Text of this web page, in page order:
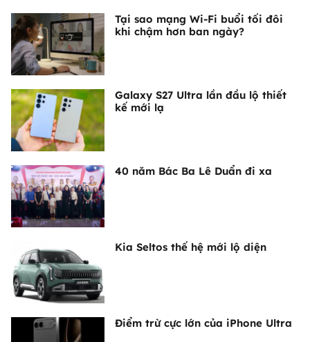
Tại sao mạng Wi-Fi buổi tối đôi
khi chậm hơn ban ngày?
Galaxy S27 Ultra lần đầu lộ thiết
kế mới lạ
40 năm Bác Ba Lê Duẩn đi xa
Kia Seltos thế hệ mới lộ diện
Điểm trừ cực lớn của iPhone Ultra